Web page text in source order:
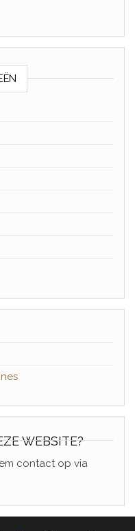
WEBSITE?
contact op via